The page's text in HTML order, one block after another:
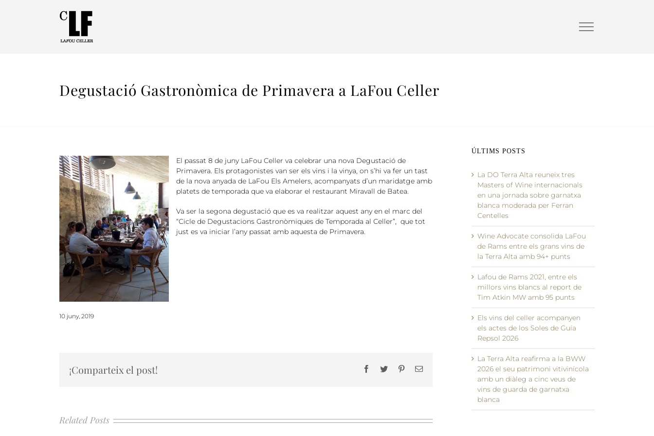
Degustació Gastronòmica de Primavera a LaFou Celler
El passat 8 de juny LaFou Celler va celebrar una nova Degustació de
Primavera. Els protagonistes van ser els vins i la vinya, on s’hi va fer un tast
de la nova anyada de LaFou Els Amelers, acompanyats d’un maridatge amb
platets de temporada que va elaborar el restaurant Miravall de Batea.
Va ser la segona degustació que es va realitzar aquest any en el marc del
“Cicle de Degustacions Gastronòmiques de Temporada al Celler”, que tot
just es va iniciar l’any passat amb aquesta de Primavera.
10 juny, 2019
¡Comparteix el post! Facebook
Twitter PinterestEmail
Related Posts
ÚLTIMS POSTS
La DO Terra Alta reuneix tres
Masters of Wine internacionals
en una jornada sobre garnatxa
blanca moderada per Ferran
Centelles
Wine Advocate consolida LaFou
de Rams entre els grans vins de
la Terra Alta amb 94+ punts
Lafou de Rams 2021, entre els
millors vins blancs al report de
Tim Atkin MW amb 95 punts
Els vins del celler acompanyen
els actes de los Soles de Guía
Repsol 2026
La Terra Alta reafirma a la BWW
2026 el seu patrimoni vitivinícola
amb un diàleg a cinc veus de
vins de guarda de garnatxa
blanca